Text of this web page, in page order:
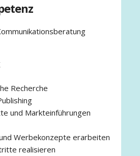
Recherche
und Markteinführungen
Werbekonzepte erarbeiten
realisieren